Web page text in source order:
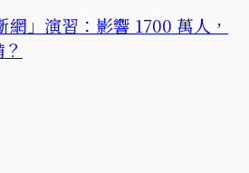
網」演習：影響 1700 萬人，